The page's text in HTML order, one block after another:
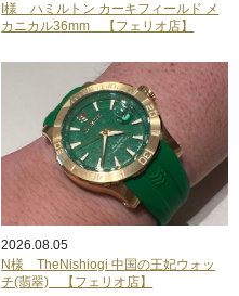
I様 ハミルトン カーキフィールド メ
カニカル36mm 【フェリオ店】
2026.08.05
N様 TheNishiogi 中国の王妃ウォッ
チ(翡翠) 【フェリオ店】